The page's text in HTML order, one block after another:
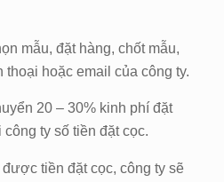
mẫu, đặt hàng, chốt mẫu,
thoại hoặc email của công ty.
20 – 30% kinh phí đặt
ty số tiền đặt cọc.
tiền đặt cọc, công ty sẽ